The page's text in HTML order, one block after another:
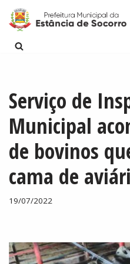
Pular
para
Serviço de
Municipal
de bovinos
cama de
19/07/2022